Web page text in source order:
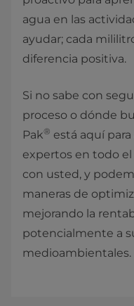
agua en las
ayudar; cada
diferencia positiva.
Si no sabe con
proceso o dónde
Pak® está aquí
expertos en todo
con usted, y
maneras de
mejorando la
potencialmente a
medioambientales.